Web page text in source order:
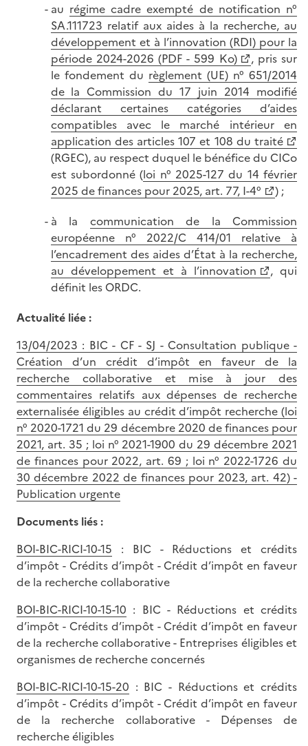
au régime cadre exempté de notification n°
SA.111723 relatif aux aides à la recherche, au
développement et à l’innovation (RDI) pour la
période 2024-2026 (PDF - 599 Ko)
, pris sur
le fondement du règlement (UE) n° 651/2014
de la Commission du 17 juin 2014 modifié
déclarant certaines catégories d’aides
compatibles avec le marché intérieur en
application des articles 107 et 108 du traité
(RGEC), au respect duquel le bénéfice du CICo
est subordonné (loi n° 2025-127 du 14 février
2025 de finances pour 2025, art. 77, I-4°
) ;
à la communication de la Commission
européenne n° 2022/C 414/01 relative à
l’encadrement des aides d’État à la recherche,
au développement et à l’innovation
, qui
définit les ORDC.
Actualité liée :
13/04/2023 : BIC - CF - SJ - Consultation publique -
Création d’un crédit d’impôt en faveur de la
recherche collaborative et mise à jour des
commentaires relatifs aux dépenses de recherche
externalisée éligibles au crédit d’impôt recherche (loi
n° 2020-1721 du 29 décembre 2020 de finances pour
2021, art. 35 ; loi n° 2021-1900 du 29 décembre 2021
de finances pour 2022, art. 69 ; loi n° 2022-1726 du
30 décembre 2022 de finances pour 2023, art. 42) -
Publication urgente
Documents liés :
BOI-BIC-RICI-10-15 : BIC - Réductions et crédits
d’impôt - Crédits d’impôt - Crédit d’impôt en faveur
de la recherche collaborative
BOI-BIC-RICI-10-15-10 : BIC - Réductions et crédits
d’impôt - Crédits d’impôt - Crédit d’impôt en faveur
de la recherche collaborative - Entreprises éligibles et
organismes de recherche concernés
BOI-BIC-RICI-10-15-20 : BIC - Réductions et crédits
d’impôt - Crédits d’impôt - Crédit d’impôt en faveur
de la recherche collaborative - Dépenses de
recherche éligibles